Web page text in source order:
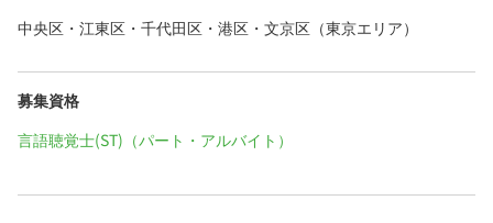
中央区・江東区・千代田区・港区・文京区（東京エリア）
募集資格
言語聴覚士(ST)（パート・アルバイト）